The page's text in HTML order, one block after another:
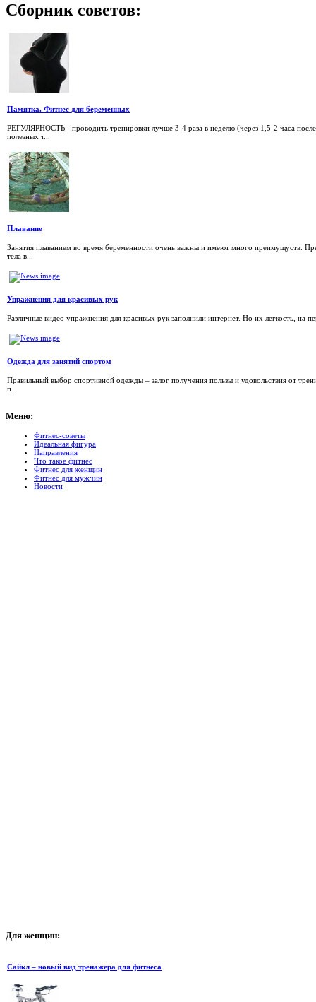
Сборник советов:
Памятка. Фитнес для беременных
РЕГУЛЯРНОСТЬ - проводить тренировки лучше 3-4 раза в неделю (через 1,5-2 часа
полезных т...
Плавание
Занятия плаванием во время беременности очень важны и имеют много преимущуств.
тела в...
Упражнения для красивых рук
Различные видео упражнения для красивых рук заполнили интернет. Но их легкость, на
Одежда для занятий спортом
Правильный выбор спортивной одежды – залог получения пользы и удовольствия от
п...
Меню:
Фитнес-советы
Идеальная фигура
Направления
Что такое фитнес
Фитнес для женщин
Фитнес для мужчин
Новости
Для женщин:
Сайкл – новый вид тренажера для фитнеса